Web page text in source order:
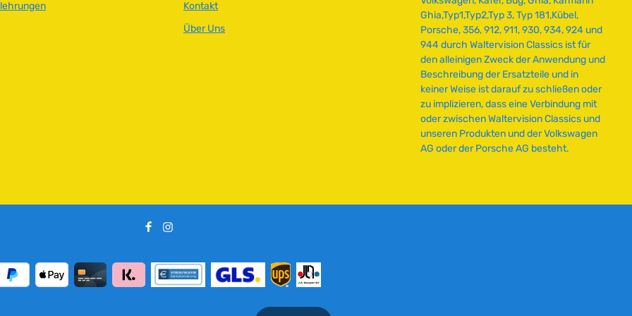
Kontakt
Über Uns
Ghia,Typ1,Typ2,Typ 3, Typ 181,Kübel,
Porsche, 356, 912, 911, 930, 934, 924 und
944 durch Waltervision Classics ist für
den alleinigen Zweck der Anwendung und
Beschreibung der Ersatzteile und in
keiner Weise ist darauf zu schließen oder
zu implizieren, dass eine Verbindung mit
oder zwischen Waltervision Classics und
unseren Produkten und der Volkswagen
AG oder der Porsche AG besteht.